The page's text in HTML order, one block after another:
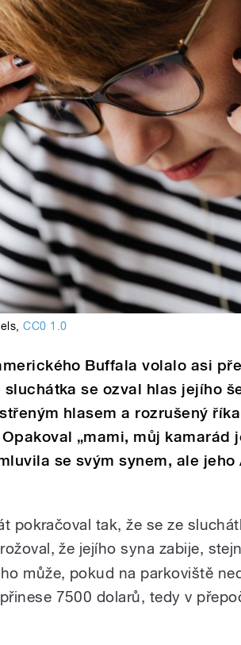
,CC0 1.0
Buffala volalo asi
sluchátka se ozval hlas jejího
hlasem a rozrušený
„mami, můj kamarád
se svým synem, ale jeho
pokračoval tak, že se ze
že jejího syna zabije,
může, pokud na parkoviště
7500 dolarů, tedy v